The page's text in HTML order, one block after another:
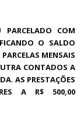
COM
O SALDO
MENSAIS
CONTADOS A
AS PRESTAÇÕES
A R$ 500,00